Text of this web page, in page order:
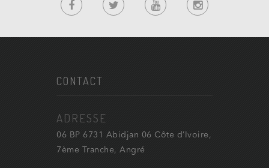
CONTACT
ADRESSE
06 BP 6731 Abidjan 06 Côte d’Ivoire,
7ème Tranche, Angré